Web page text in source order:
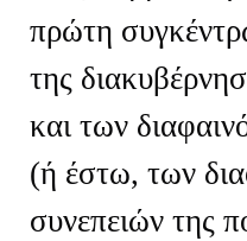
πρώτη
της
και των
(ή έστω, των
συνεπειών της